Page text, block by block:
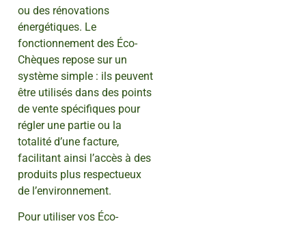
ou des rénovations
énergétiques. Le
fonctionnement des Éco-
Chèques repose sur un
système simple : ils peuvent
être utilisés dans des points
de vente spécifiques pour
régler une partie ou la
totalité d’une facture,
facilitant ainsi l’accès à des
produits plus respectueux
de l’environnement.
Pour utiliser vos Éco-